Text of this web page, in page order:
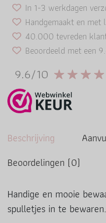
In 1-3 werkdagen
Handgemaakt en met
40.000 tevreden
Beoordeeld met een
9.6/10
Beschrijving
Beoordelingen (0)
Handige en mooie
spulletjes in te bewaren.